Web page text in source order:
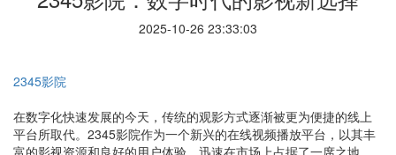
2025-10-26 23:33:03
2345影院
在数字化快速发展的今天，传统的观影方式逐渐被更为便捷的线上
平台所取代。2345影院作为一个新兴的在线视频播放平台，以其丰
富的影视资源和良好的用户体验，迅速在市场上占据了一席之地。